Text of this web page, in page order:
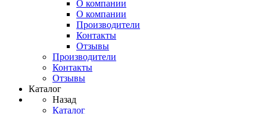
О компании
О компании
Производители
Контакты
Отзывы
Производители
Контакты
Отзывы
Каталог
Назад
Каталог